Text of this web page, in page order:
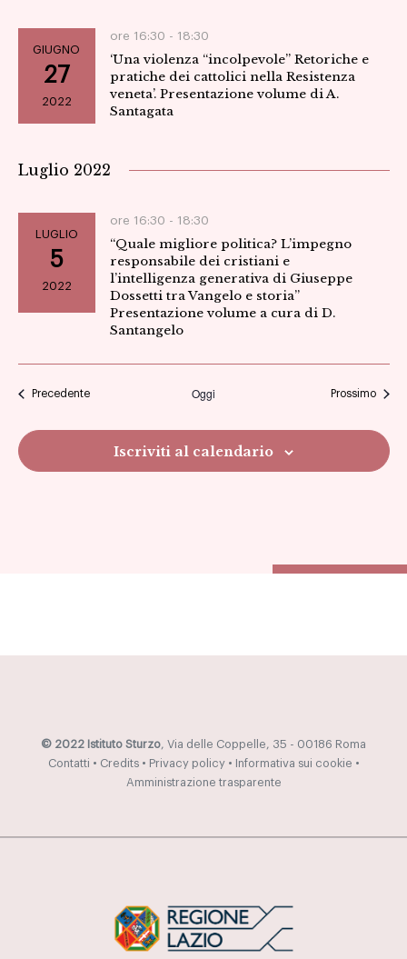
GIUGNO
27
2022
ore 16:30 - 18:30
‘Una violenza “incolpevole” Retoriche e
pratiche dei cattolici nella Resistenza
veneta’. Presentazione volume di A.
Santagata
Luglio 2022
LUGLIO
5
2022
ore 16:30 - 18:30
“Quale migliore politica? L’impegno
responsabile dei cristiani e
l’intelligenza generativa di Giuseppe
Dossetti tra Vangelo e storia”
Presentazione volume a cura di D.
Santangelo
PrecedenteEventi Oggi ProssimoEventi
Iscriviti al calendario
© 2022 Istituto Sturzo, Via delle Coppelle, 35 - 00186 Roma
Contatti • Credits• Privacy policy• Informativa sui cookie •
Amministrazione trasparente